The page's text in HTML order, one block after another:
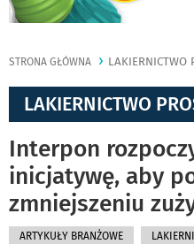
STRONA GŁÓWNA LAKIERNICTWO
LAKIERNICTWO
Interpon
inicjatywę, aby
zmniejszeniu
ARTYKUŁY BRANŻOWE